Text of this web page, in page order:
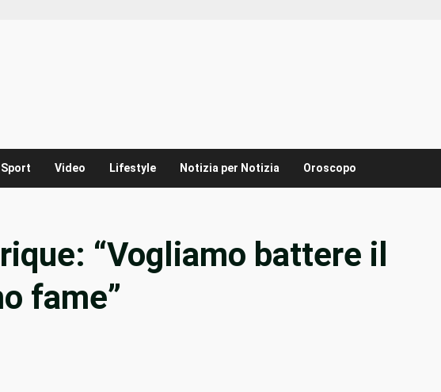
Sport Video Lifestyle Notizia per Notizia Oroscopo
“Vogliamo battere il
fame”